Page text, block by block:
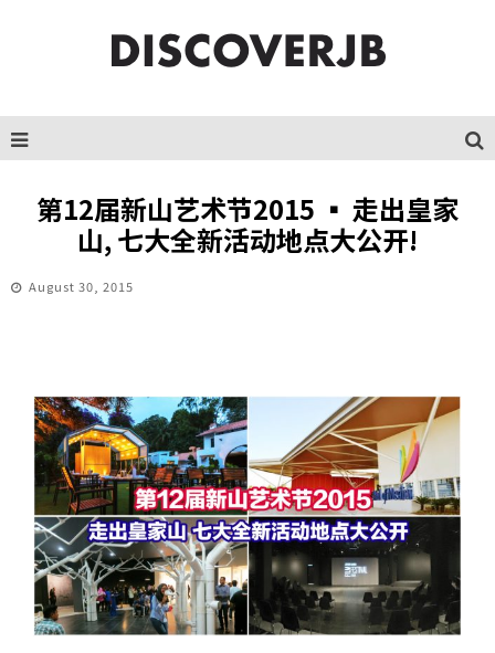
第12届新山艺术节2015 ▪ 走出皇家
山, 七大全新活动地点大公开!
August 30, 2015